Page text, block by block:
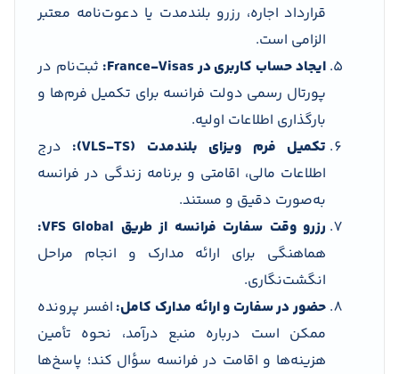
قرارداد اجاره، رزرو بلندمدت یا دعوت‌نامه معتبر
الزامی است.
ایجاد حساب کاربری در France-Visas:
ثبت‌نام در
پورتال رسمی دولت فرانسه برای تکمیل فرم‌ها و
بارگذاری اطلاعات اولیه.
تکمیل فرم ویزای بلندمدت (VLS-TS):
درج
اطلاعات مالی، اقامتی و برنامه زندگی در فرانسه
به‌صورت دقیق و مستند.
رزرو وقت سفارت فرانسه از طریق VFS Global:
هماهنگی برای ارائه مدارک و انجام مراحل
انگشت‌نگاری.
حضور در سفارت و ارائه مدارک کامل: افسر پرونده
ممکن است درباره منبع درآمد، نحوه تأمین
هزینه‌ها و اقامت در فرانسه سؤال کند؛ پاسخ‌ها